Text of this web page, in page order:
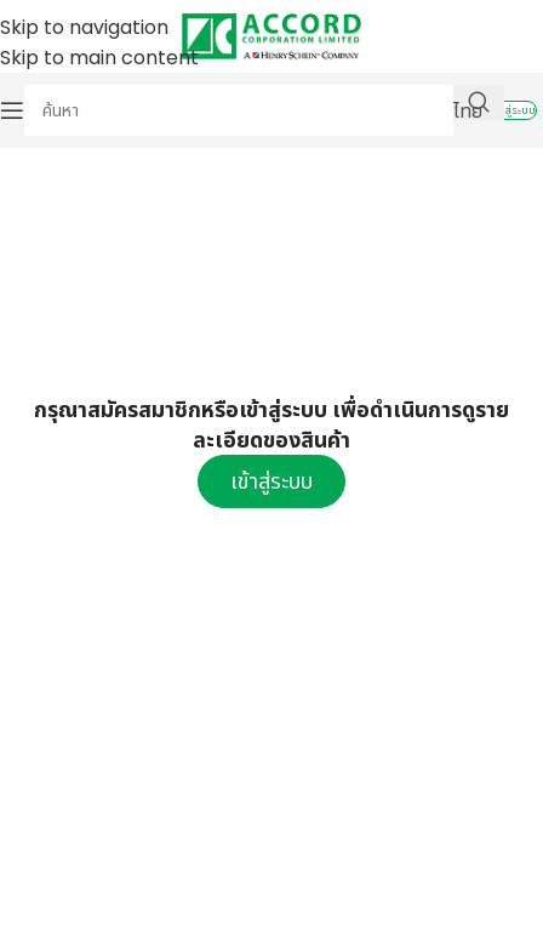
Skip to navigation
Skip to main content
ไทย
เข้าสู่ระบบ
กรุณาสมัครสมาชิกหรือเข้าสู่ระบบ เพื่อดำเนินการดูราย
ละเอียดของสินค้า
เข้าสู่ระบบ